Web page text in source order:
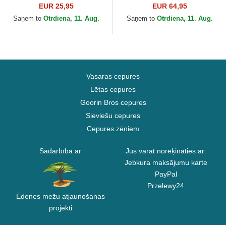
League Essential no New
York Yankees MLB no New
EUR 25,95
Saņem to Otrdiena, 11. Aug.
Classic Sport no Polo Ralph
Lauren
EUR 64,95
Saņem to Otrdiena, 11. Aug.
Vasaras cepures
Lētas cepures
Goorin Bros cepures
Sieviešu cepures
Cepures zēniem
Sadarbībā ar
Ēdenes mežu atjaunošanas
projekti
Jūs varat norēķināties ar:
Jebkura maksājumu karte
PayPal
Przelewy24